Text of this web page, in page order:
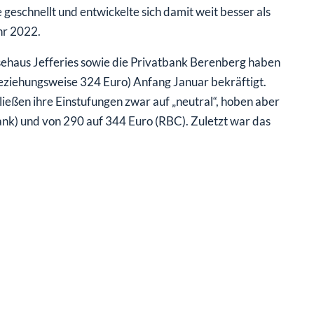
und entwickelte sich damit weit besser als
2022.
Jefferies sowie die Privatbank Berenberg haben
324 Euro) Anfang Januar bekräftigt.
ihre Einstufungen zwar auf „neutral“, hoben aber
und von 290 auf 344 Euro (RBC). Zuletzt war das